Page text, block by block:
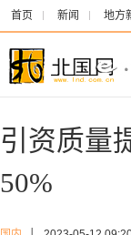
首页 新闻 地方
引资质量
50%